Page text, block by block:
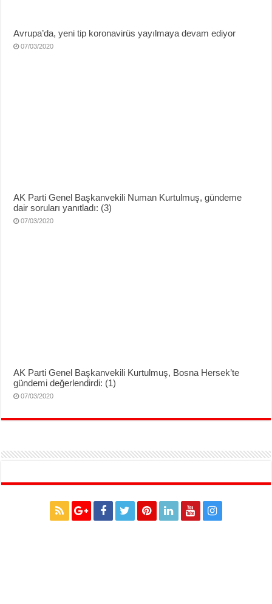
Avrupa’da, yeni tip koronavirüs yayılmaya devam ediyor
07/03/2020
AK Parti Genel Başkanvekili Numan Kurtulmuş, gündeme
dair soruları yanıtladı: (3)
07/03/2020
AK Parti Genel Başkanvekili Kurtulmuş, Bosna Hersek’te
gündemi değerlendirdi: (1)
07/03/2020